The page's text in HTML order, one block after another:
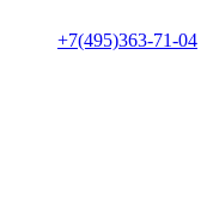
+7(495)363-71-04